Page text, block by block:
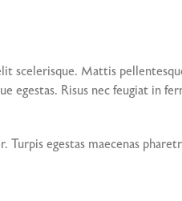
scelerisque. Mattis
egestas. Risus nec feugiat in
egestas maecenas